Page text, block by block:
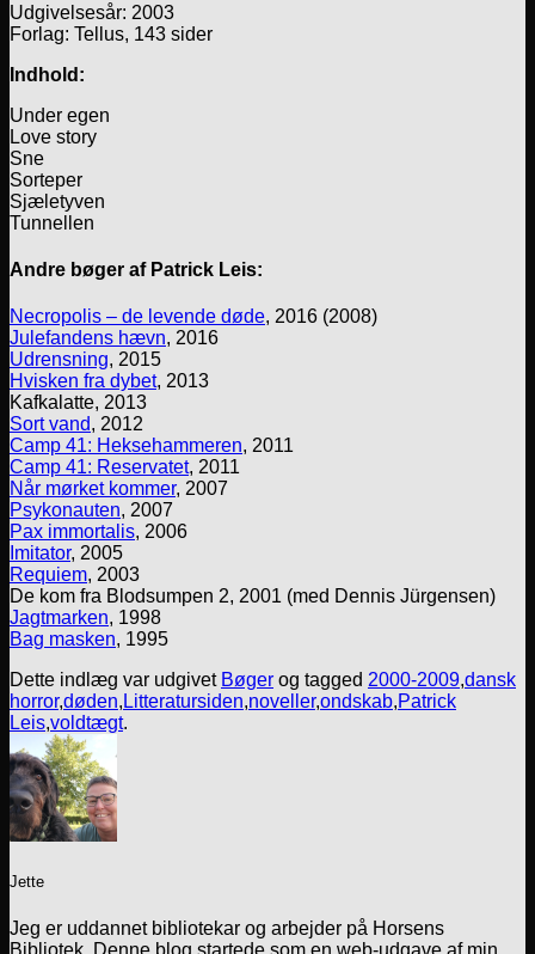
Udgivelsesår: 2003
Forlag: Tellus, 143 sider
Indhold:
Under egen
Love story
Sne
Sorteper
Sjæletyven
Tunnellen
Andre bøger af Patrick Leis:
Necropolis – de levende døde, 2016 (2008)
Julefandens hævn, 2016
Udrensning, 2015
Hvisken fra dybet, 2013
Kafkalatte, 2013
Sort vand, 2012
Camp 41: Heksehammeren, 2011
Camp 41: Reservatet, 2011
Når mørket kommer, 2007
Psykonauten, 2007
Pax immortalis, 2006
Imitator, 2005
Requiem, 2003
De kom fra Blodsumpen 2, 2001 (med Dennis Jürgensen)
Jagtmarken, 1998
Bag masken, 1995
Dette indlæg var udgivet Bøger og tagged 2000-2009,dansk
horror,døden, Litteratursiden,noveller,ondskab,Patrick
Leis,voldtægt.
Jette
Jeg er uddannet bibliotekar og arbejder på Horsens
Bibliotek. Denne blog startede som en web-udgave af min